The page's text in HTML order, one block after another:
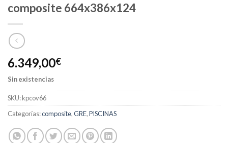
composite 664x386x124
6.349,00€
Sin existencias
SKU:kpcov66
Categorías:composite,GRE,PISCINAS